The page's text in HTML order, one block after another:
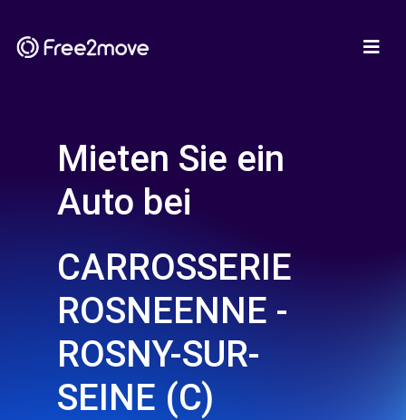
Mieten Sie ein
Auto bei
CARROSSERIE
ROSNEENNE -
ROSNY-SUR-
SEINE (C)